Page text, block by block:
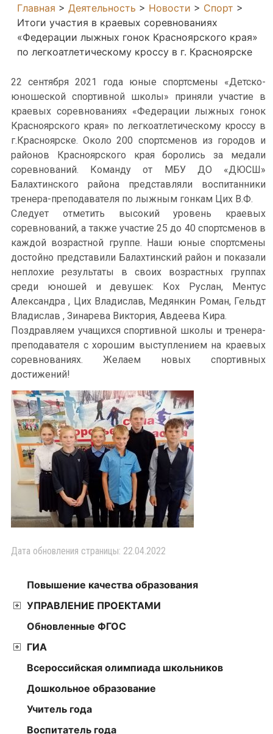
Главная > Деятельность > Новости > Спорт >
Итоги участия в краевых соревнованиях
«Федерации лыжных гонок Красноярского края»
по легкоатлетическому кроссу в г. Красноярске
22 сентября 2021 года юные спортсмены «Детско-
юношеской спортивной школы» приняли участие в
краевых соревнованиях «Федерации лыжных гонок
Красноярского края» по легкоатлетическому кроссу в
г.Красноярске. Около 200 спортсменов из городов и
районов Красноярского края боролись за медали
соревнований. Команду от МБУ ДО «ДЮСШ»
Балахтинского района представляли воспитанники
тренера-преподавателя по лыжным гонкам Цих В.Ф.
Следует отметить высокий уровень краевых
соревнований, а также участие 25 до 40 спортсменов в
каждой возрастной группе. Наши юные спортсмены
достойно представили Балахтинский район и показали
неплохие результаты в своих возрастных группах
среди юношей и девушек: Кох Руслан, Ментус
Александра , Цих Владислав, Медянкин Роман, Гельдт
Владислав , Зинарева Виктория, Авдеева Кира.
Поздравляем учащихся спортивной школы и тренера-
преподавателя с хорошим выступлением на краевых
соревнованиях. Желаем новых спортивных
достижений!
Дата обновления страницы: 22.04.2022
Повышение качества образования
УПРАВЛЕНИЕ ПРОЕКТАМИ
Обновленные ФГОС
ГИА
Всероссийская олимпиада школьников
Дошкольное образование
Учитель года
Воспитатель года